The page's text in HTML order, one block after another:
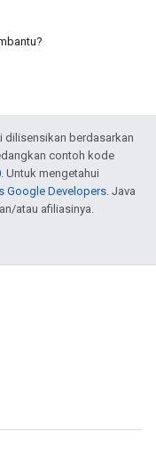
dilisensikan berdasarkan
contoh kode
. Untuk mengetahui
Google Developers. Java
atau afiliasinya.